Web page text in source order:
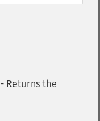
- Returns the